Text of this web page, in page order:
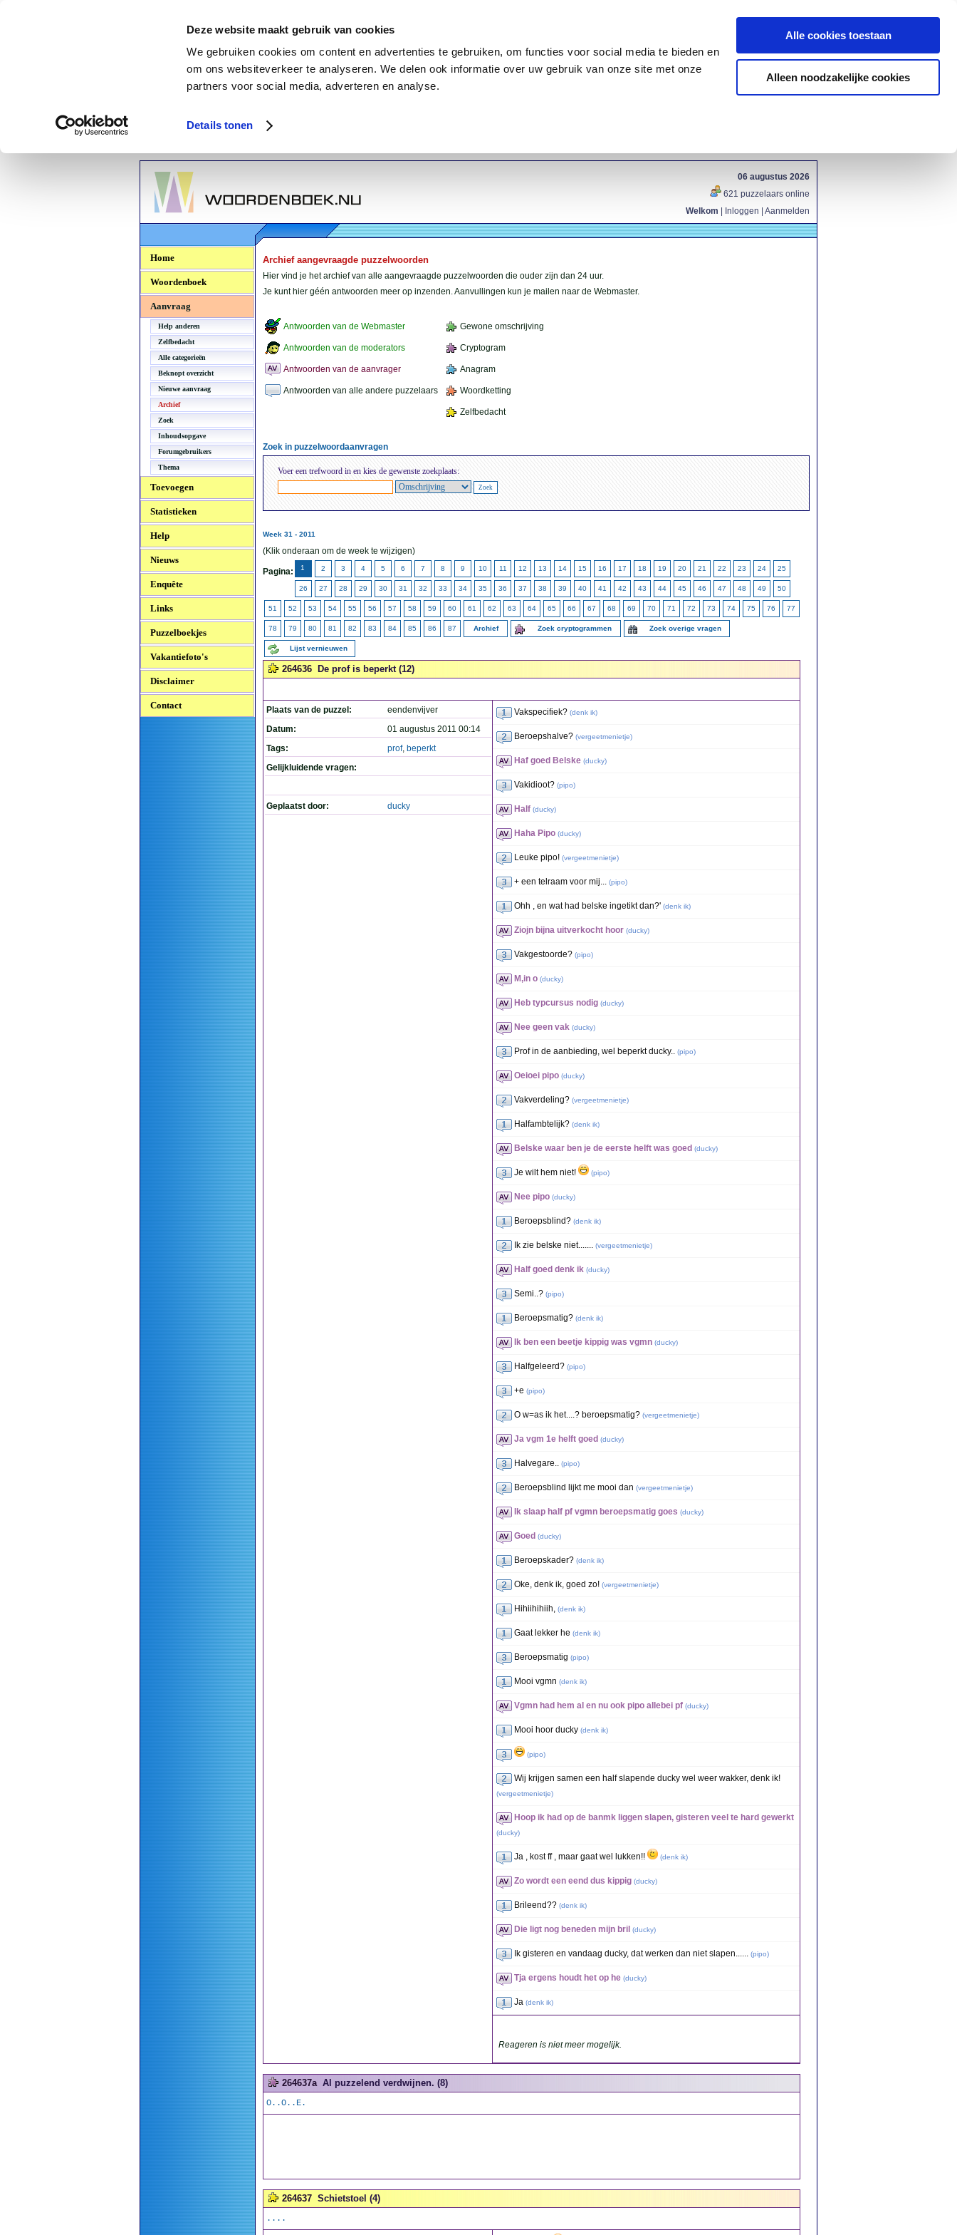
Deze website maakt gebruik van cookies
We gebruiken cookies om content en advertenties te gebruiken, om functies voor social media te bieden en
om ons websiteverkeer te analyseren. We delen ook informatie over uw gebruik van onze site met onze
partners voor social media, adverteren en analyse.
Details tonen
Alle cookies toestaan
Alleen noodzakelijke cookies
Woordenboek.NU
06 augustus 2026
621 puzzelaars online
Welkom
Inloggen Aanmelden
Home
Woordenboek
Aanvraag
Help anderen
Zelfbedacht
Alle categorieën
Beknopt overzicht
Nieuwe aanvraag
Archief
Zoek
Inhoudsopgave
Forumgebruikers
Thema
Toevoegen
Statistieken
Help
Nieuws
Enquête
Links
Puzzelboekjes
Vakantiefoto's
Disclaimer
Contact
Archief aangevraagde puzzelwoorden
Hier vind je het archief van alle aangevraagde puzzelwoorden die ouder zijn dan 24 uur.
Je kunt hier géén antwoorden meer op inzenden. Aanvullingen kun je mailen naar de Webmaster.
Antwoorden van de Webmaster Gewone omschrijving
Antwoorden van de moderators Cryptogram
Antwoorden van de aanvrager Anagram
Antwoorden van alle andere puzzelaars Woordketting
Zelfbedacht
Zoek in puzzelwoordaanvragen
Voer een trefwoord in en kies de gewenste zoekplaats:
Week 31 - 2011
(Klik onderaan om de week te wijzigen)
Pagina: 1 2 3 4 5 6 7 8 9 10 11 12 13 14 15 16 17 18 19 20 21 22 23 24 25
26 27 28 29 30 31 32 33 34 35 36 37 38 39 40 41 42 43 44 45 46 47 48 49 50
51 52 53 54 55 56 57 58 59 60 61 62 63 64 65 66 67 68 69 70 71 72 73 74 75 76 77
78 79 80 81 82 83 84 85 86 87 Archief Zoek cryptogrammen Zoek overige vragen
Lijst vernieuwen
264636 De prof is beperkt (12)
Plaats van de puzzel:
eendenvijver
Datum:
01 augustus 2011 00:14
Tags:
prof, beperkt
Gelijkluidende vragen:
Geplaatst door: ducky
Vakspecifiek? (denk ik)
Beroepshalve? (vergeetmenietje)
Haf goed Belske (ducky)
Vakidioot? (pipo)
Half (ducky)
Haha Pipo (ducky)
Leuke pipo! (vergeetmenietje)
+ een telraam voor mij... (pipo)
Ohh , en wat had belske ingetikt dan?' (denk ik)
Ziojn bijna uitverkocht hoor (ducky)
Vakgestoorde? (pipo)
M,in o (ducky)
Heb typcursus nodig (ducky)
Nee geen vak (ducky)
Prof in de aanbieding, wel beperkt ducky.. (pipo)
Oeioei pipo (ducky)
Vakverdeling? (vergeetmenietje)
Halfambtelijk? (denk ik)
Belske waar ben je de eerste helft was goed (ducky)
Je wilt hem niet! (pipo)
Nee pipo (ducky)
Beroepsblind? (denk ik)
Ik zie belske niet....... (vergeetmenietje)
Half goed denk ik (ducky)
Semi..? (pipo)
Beroepsmatig? (denk ik)
Ik ben een beetje kippig was vgmn (ducky)
Halfgeleerd? (pipo)
+e (pipo)
O w=as ik het....? beroepsmatig? (vergeetmenietje)
Ja vgm 1e helft goed (ducky)
Halvegare.. (pipo)
Beroepsblind lijkt me mooi dan (vergeetmenietje)
Ik slaap half pf vgmn beroepsmatig goes (ducky)
Goed (ducky)
Beroepskader? (denk ik)
Oke, denk ik, goed zo! (vergeetmenietje)
Hihiihihiih, (denk ik)
Gaat lekker he (denk ik)
Beroepsmatig (pipo)
Mooi vgmn (denk ik)
Vgmn had hem al en nu ook pipo allebei pf (ducky)
Mooi hoor ducky (denk ik)
(pipo)
Wij krijgen samen een half slapende ducky wel weer wakker, denk ik!
(vergeetmenietje)
Hoop ik had op de banmk liggen slapen, gisteren veel te hard gewerkt
(ducky)
Ja , kost ff , maar gaat wel lukken!! (denk ik)
Zo wordt een eend dus kippig (ducky)
Brileend?? (denk ik)
Die ligt nog beneden mijn bril (ducky)
Ik gisteren en vandaag ducky, dat werken dan niet slapen...... (pipo)
Tja ergens houdt het op he (ducky)
Ja (denk ik)
Reageren is niet meer mogelijk.
264637a Al puzzelend verdwijnen. (8)
O..O..E.
264637 Schietstoel (4)
....